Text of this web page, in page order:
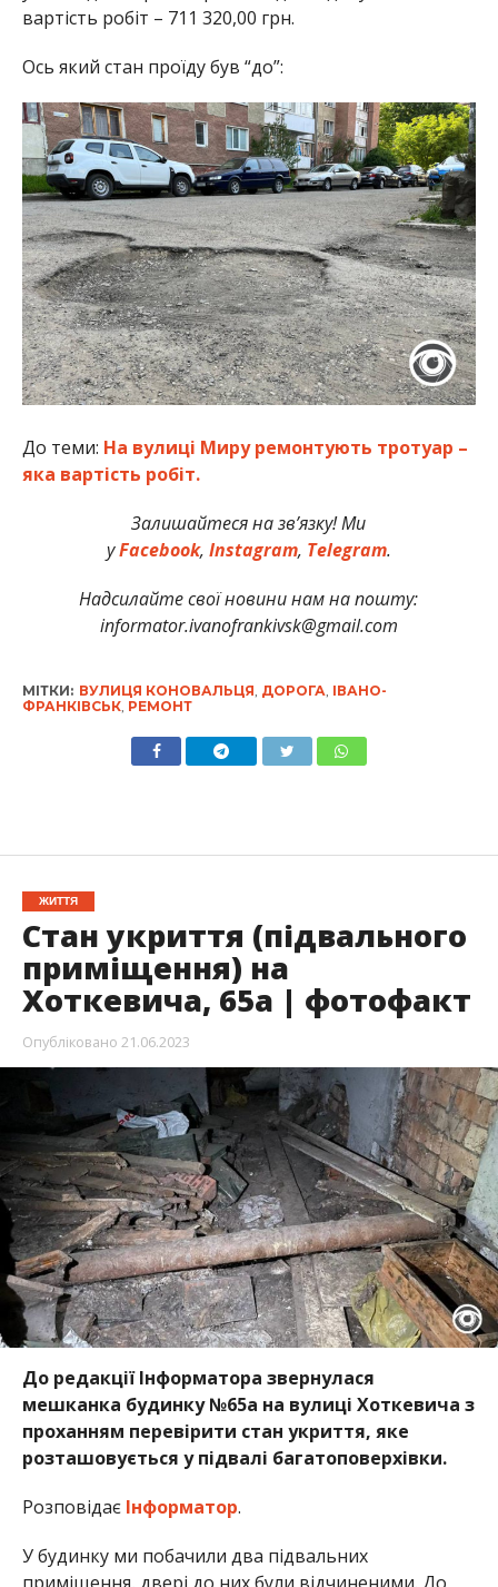
вартість робіт – 711 320,00 грн.
Ось який стан проїду був “до”:
До теми: На вулиці Миру ремонтують тротуар –
яка вартість робіт.
Залишайтеся на зв’язку! Ми
уFacebook, Instagram, Telegram.
Надсилайте свої новини нам на пошту:
informator.ivanofrankivsk@gmail.com
МІТКИ: ВУЛИЦЯ КОНОВАЛЬЦЯ, ДОРОГА, ІВАНО-
ФРАНКІВСЬК, РЕМОНТ
ЖИТТЯ
Стан укриття (підвального
приміщення) на
Хоткевича, 65а | фотофакт
Опубліковано 21.06.2023
До редакції Інформатора звернулася
мешканка будинку №65а на вулиці Хоткевича з
проханням перевірити стан укриття, яке
розташовується у підвалі багатоповерхівки.
Розповідає Інформатор.
У будинку ми побачили два підвальних